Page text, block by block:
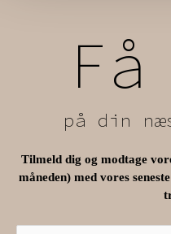
Få
på din
Tilmeld dig og modtage
måneden) med vores